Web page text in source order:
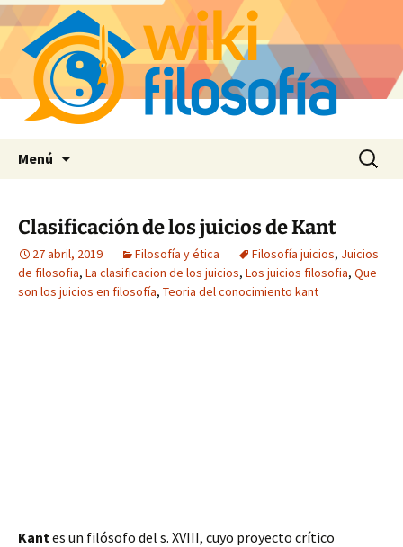
Menú Buscar:
Clasificación de los juicios de Kant
27 abril, 2019 Filosofía y ética Filosofía juicios, Juicios
de filosofia, La clasificacion de los juicios, Los juicios filosofia, Que
son los juicios en filosofía, Teoria del conocimiento kant
Kantes un filósofo del s. XVIII, cuyo proyecto crítico